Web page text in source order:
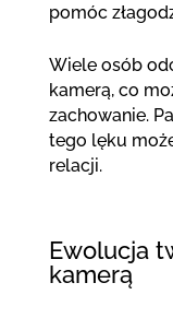
pomóc
Wiele osób
kamerą, co
zachowanie.
tego lęku
relacji.
Ewolucja
kamerą